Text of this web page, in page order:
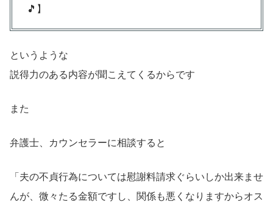
🎵】
というような
説得力のある内容が聞こえてくるからです
また
弁護士、カウンセラーに相談すると
「夫の不貞行為については慰謝料請求ぐらいしか出来ませ
んが、微々たる金額ですし、関係も悪くなりますからオス